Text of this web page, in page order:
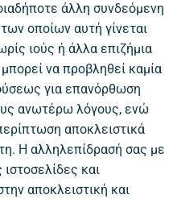
άλλη συνδεόμενη
οποίων αυτή γίνεται
ιούς ή άλλα επιζήμια
να προβληθεί καμία
για επανόρθωση
ανωτέρω λόγους, ενώ
αποκλειστικά
Η αλληλεπίδρασή σας με
και
αποκλειστική και